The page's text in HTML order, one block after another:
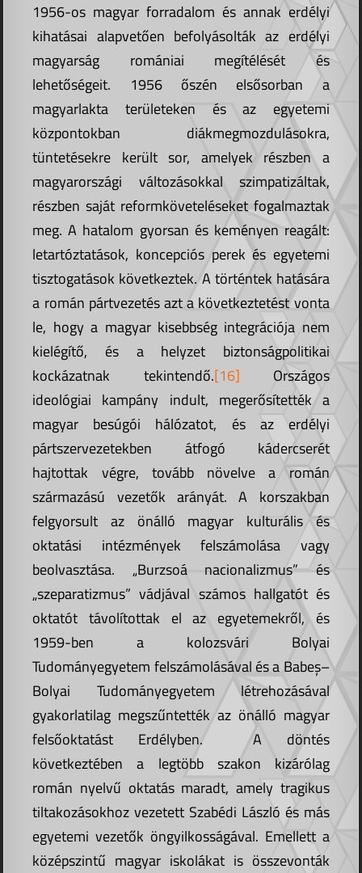
1956-os magyar forradalom és annak erdélyi
kihatásai alapvetően befolyásolták az erdélyi
magyarság romániai megítélését és
lehetőségeit. 1956 őszén elsősorban a
magyarlakta területeken és az egyetemi
központokban diákmegmozdulásokra,
tüntetésekre került sor, amelyek részben a
magyarországi változásokkal szimpatizáltak,
részben saját reformköveteléseket fogalmaztak
meg. A hatalom gyorsan és keményen reagált:
letartóztatások, koncepciós perek és egyetemi
tisztogatások következtek. A történtek hatására
a román pártvezetés azt a következtetést vonta
le, hogy a magyar kisebbség integrációja nem
kielégítő, és a helyzet biztonságpolitikai
kockázatnak tekintendő.[16] Országos
ideológiai kampány indult, megerősítették a
magyar besúgói hálózatot, és az erdélyi
pártszervezetekben átfogó kádercserét
hajtottak végre, tovább növelve a román
származású vezetők arányát. A korszakban
felgyorsult az önálló magyar kulturális és
oktatási intézmények felszámolása vagy
beolvasztása. „Burzsoá nacionalizmus” és
„szeparatizmus” vádjával számos hallgatót és
oktatót távolítottak el az egyetemekről, és
1959-ben a kolozsvári Bolyai
Tudományegyetem felszámolásával és a Babeș–
Bolyai Tudományegyetem létrehozásával
gyakorlatilag megszűntették az önálló magyar
felsőoktatást Erdélyben. A döntés
következtében a legtöbb szakon kizárólag
román nyelvű oktatás maradt, amely tragikus
tiltakozásokhoz vezetett Szabédi László és más
egyetemi vezetők öngyilkosságával. Emellett a
középszintű magyar iskolákat is összevonták